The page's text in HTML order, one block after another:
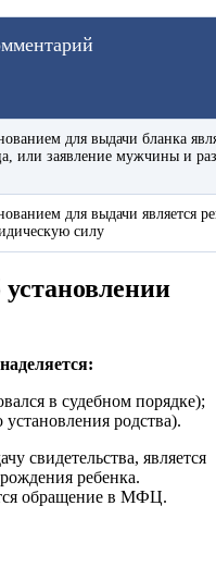
для выдачи бланка
или заявление мужчины и
для выдачи является
силу
в судебном порядке);
родства).
свидетельства, является
ребенка.
обращение в МФЦ.